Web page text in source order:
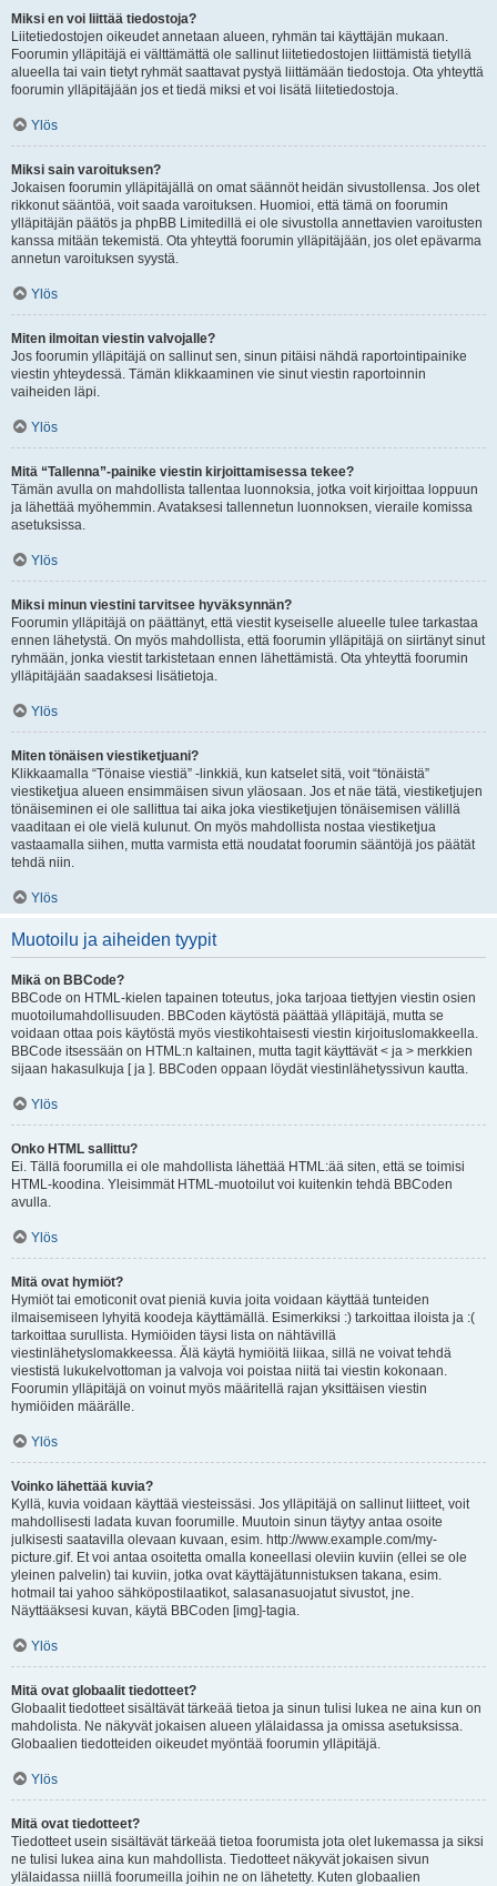
Miksi en voi liittää tiedostoja?
Liitetiedostojen oikeudet annetaan alueen, ryhmän tai käyttäjän mukaan.
Foorumin ylläpitäjä ei välttämättä ole sallinut liitetiedostojen liittämistä tietyllä
alueella tai vain tietyt ryhmät saattavat pystyä liittämään tiedostoja. Ota yhteyttä
foorumin ylläpitäjään jos et tiedä miksi et voi lisätä liitetiedostoja.
Ylös
Miksi sain varoituksen?
Jokaisen foorumin ylläpitäjällä on omat säännöt heidän sivustollensa. Jos olet
rikkonut sääntöä, voit saada varoituksen. Huomioi, että tämä on foorumin
ylläpitäjän päätös ja phpBB Limitedillä ei ole sivustolla annettavien varoitusten
kanssa mitään tekemistä. Ota yhteyttä foorumin ylläpitäjään, jos olet epävarma
annetun varoituksen syystä.
Ylös
Miten ilmoitan viestin valvojalle?
Jos foorumin ylläpitäjä on sallinut sen, sinun pitäisi nähdä raportointipainike
viestin yhteydessä. Tämän klikkaaminen vie sinut viestin raportoinnin
vaiheiden läpi.
Ylös
Mitä “Tallenna”-painike viestin kirjoittamisessa tekee?
Tämän avulla on mahdollista tallentaa luonnoksia, jotka voit kirjoittaa loppuun
ja lähettää myöhemmin. Avataksesi tallennetun luonnoksen, vieraile komissa
asetuksissa.
Ylös
Miksi minun viestini tarvitsee hyväksynnän?
Foorumin ylläpitäjä on päättänyt, että viestit kyseiselle alueelle tulee tarkastaa
ennen lähetystä. On myös mahdollista, että foorumin ylläpitäjä on siirtänyt sinut
ryhmään, jonka viestit tarkistetaan ennen lähettämistä. Ota yhteyttä foorumin
ylläpitäjään saadaksesi lisätietoja.
Ylös
Miten tönäisen viestiketjuani?
Klikkaamalla “Tönaise viestiä” -linkkiä, kun katselet sitä, voit “tönäistä”
viestiketjua alueen ensimmäisen sivun yläosaan. Jos et näe tätä, viestiketjujen
tönäiseminen ei ole sallittua tai aika joka viestiketjujen tönäisemisen välillä
vaaditaan ei ole vielä kulunut. On myös mahdollista nostaa viestiketjua
vastaamalla siihen, mutta varmista että noudatat foorumin sääntöjä jos päätät
tehdä niin.
Ylös
Muotoilu ja aiheiden tyypit
Mikä on BBCode?
BBCode on HTML-kielen tapainen toteutus, joka tarjoaa tiettyjen viestin osien
muotoilumahdollisuuden. BBCoden käytöstä päättää ylläpitäjä, mutta se
voidaan ottaa pois käytöstä myös viestikohtaisesti viestin kirjoituslomakkeella.
BBCode itsessään on HTML:n kaltainen, mutta tagit käyttävät < ja > merkkien
sijaan hakasulkuja [ ja ]. BBCoden oppaan löydät viestinlähetyssivun kautta.
Ylös
Onko HTML sallittu?
Ei. Tällä foorumilla ei ole mahdollista lähettää HTML:ää siten, että se toimisi
HTML-koodina. Yleisimmät HTML-muotoilut voi kuitenkin tehdä BBCoden
avulla.
Ylös
Mitä ovat hymiöt?
Hymiöt tai emoticonit ovat pieniä kuvia joita voidaan käyttää tunteiden
ilmaisemiseen lyhyitä koodeja käyttämällä. Esimerkiksi :) tarkoittaa iloista ja :(
tarkoittaa surullista. Hymiöiden täysi lista on nähtävillä
viestinlähetyslomakkeessa. Älä käytä hymiöitä liikaa, sillä ne voivat tehdä
viestistä lukukelvottoman ja valvoja voi poistaa niitä tai viestin kokonaan.
Foorumin ylläpitäjä on voinut myös määritellä rajan yksittäisen viestin
hymiöiden määrälle.
Ylös
Voinko lähettää kuvia?
Kyllä, kuvia voidaan käyttää viesteissäsi. Jos ylläpitäjä on sallinut liitteet, voit
mahdollisesti ladata kuvan foorumille. Muutoin sinun täytyy antaa osoite
julkisesti saatavilla olevaan kuvaan, esim. http://www.example.com/my-
picture.gif. Et voi antaa osoitetta omalla koneellasi oleviin kuviin (ellei se ole
yleinen palvelin) tai kuviin, jotka ovat käyttäjätunnistuksen takana, esim.
hotmail tai yahoo sähköpostilaatikot, salasanasuojatut sivustot, jne.
Näyttääksesi kuvan, käytä BBCoden [img]-tagia.
Ylös
Mitä ovat globaalit tiedotteet?
Globaalit tiedotteet sisältävät tärkeää tietoa ja sinun tulisi lukea ne aina kun on
mahdolista. Ne näkyvät jokaisen alueen ylälaidassa ja omissa asetuksissa.
Globaalien tiedotteiden oikeudet myöntää foorumin ylläpitäjä.
Ylös
Mitä ovat tiedotteet?
Tiedotteet usein sisältävät tärkeää tietoa foorumista jota olet lukemassa ja siksi
ne tulisi lukea aina kun mahdollista. Tiedotteet näkyvät jokaisen sivun
ylälaidassa niillä foorumeilla joihin ne on lähetetty. Kuten globaalien